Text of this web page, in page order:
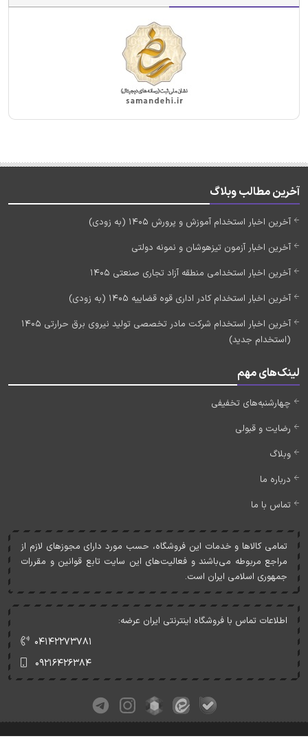
آخرین مطالب وبلاگ
آخرین اخبار استخدام آموزش و پرورش 1405 (به زودی)
آخرین اخبار آزمون تیزهوشان و نمونه دولتی
آخرین اخبار استخدامی منطقه آزاد تجاری صنعتی 1405
آخرین اخبار استخدام کادر اداری قوه قضاییه 1405 (به زودی)
آخرین اخبار استخدام شرکت مادر تخصصی تولید نیروی برق حرارتی 1405
(استخدام جدید)
لینک‌های مهم
چهارشنبه‌های تخفیفی
رضایت و قبولی
وبلاگ
درباره ما
تماس با ما
تمامی کالاها و خدمات اين فروشگاه، حسب مورد دارای مجوزهای لازم از
مراجع مربوطه می‌باشند و فعاليت‌های اين سايت تابع قوانين و مقررات
جمهوری اسلامی ايران است.
اطلاعات تماس با فروشگاه اینترنتی ایران عرضه:
۰۴۱۴۲۲۷۳۷۸۱
۰۹۲۱۶۴۲۶۳۸۴